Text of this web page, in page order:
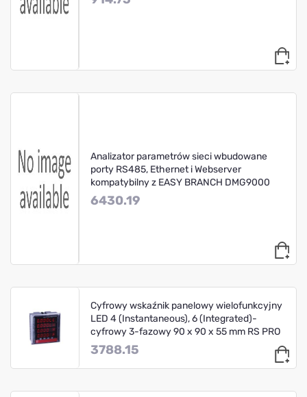
Analizator parametrów sieci wbudowane
porty RS485, Ethernet i Webserver
kompatybilny z EASY BRANCH DMG9000
6430.19
Cyfrowy wskaźnik panelowy wielofunkcyjny
LED 4 (Instantaneous), 6 (Integrated)-
cyfrowy 3-fazowy 90 x 90 x 55 mm RS PRO
3788.15